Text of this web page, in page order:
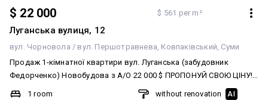
$ 22 000 $ 561 per m²
Луганська вулиця, 12
вул. Чорновола / вул. Першотравнева Ковпаківський Суми
Продаж 1-кімнатної квартири вул. Луганська (забудовник
Федорченко) Новобудова з А/О 22 000 $ ПРОПОНУЙ СВОЮ ЦІНУ!
Стан від забудовника Цегляний будинок Автономне опалення
1 room
without renovation AI